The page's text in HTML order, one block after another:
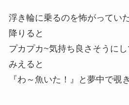
浮き輪に乗るのを怖がってい
降りると
プカプカ~気持ち良さそうに
みえると
『わ～魚いた！』と夢中で覗